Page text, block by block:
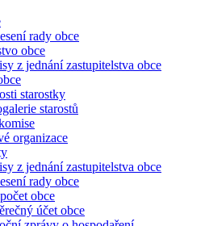
rady obce
obce
z jednání zastupitelstva obce
starostky
starostů
organizace
z jednání zastupitelstva obce
rady obce
obce
účet obce